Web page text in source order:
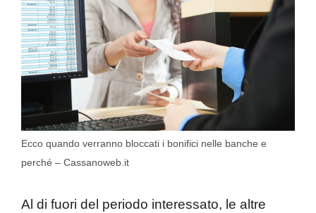
Ecco quando verranno bloccati i bonifici nelle banche e
perché – Cassanoweb.it
Al di fuori del periodo interessato, le altre